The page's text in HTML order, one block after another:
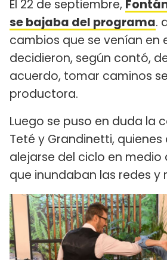
El 22 de septiembre,
se bajaba del programa.
cambios que se venían en
decidieron, según contó,
acuerdo, tomar caminos
productora.
Luego se puso en duda la
Teté y Grandinetti,
alejarse del ciclo en medio
que inundaban las redes y